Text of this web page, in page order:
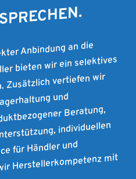
Anbindung an die
bieten wir ein selektives
vertiefen wir
undBeratung,
individuellen
für Händler und
Herstellerkompetenz mit